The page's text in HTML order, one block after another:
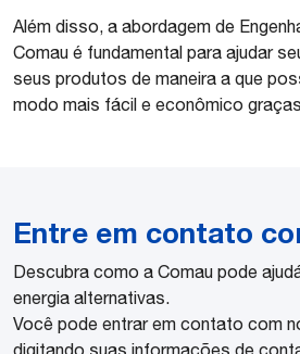
Além disso, a abordagem de
Comau é fundamental para ajudar
seus produtos de maneira a que
modo mais fácil e econômico
Entre em contato
Descubra como a Comau pode
energia alternativas.
Você pode entrar em contato com
digitando suas informações de